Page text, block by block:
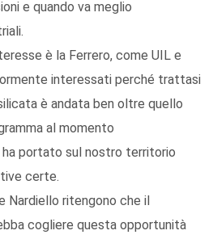
e quando va meglio
è la Ferrero, come UIL e
interessati perché trattasi
è andata ben oltre quello
al momento
ha portato sul nostro territorio
certe.
Nardiello ritengono che il
cogliere questa opportunità